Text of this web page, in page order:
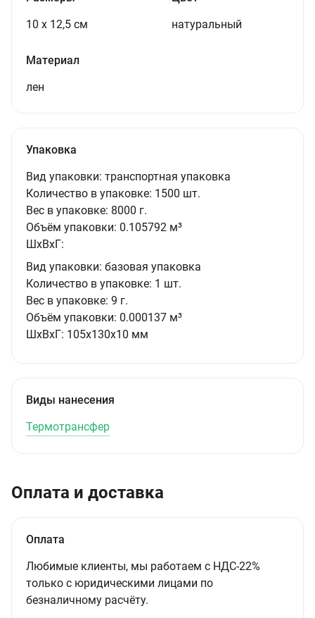
10 х 12,5 см
натуральный
Материал
лен
Упаковка
Вид упаковки: транспортная упаковка
Количество в упаковке: 1500 шт.
Вес в упаковке: 8000 г.
Объём упаковки: 0.105792 м³
ШxВxГ:
Вид упаковки: базовая упаковка
Количество в упаковке: 1 шт.
Вес в упаковке: 9 г.
Объём упаковки: 0.000137 м³
ШxВxГ: 105x130x10 мм
Виды нанесения
Термотрансфер
Оплата и доставка
Оплата
Любимые клиенты, мы работаем с НДС-22%
только с юридическими лицами по
безналичному расчёту.